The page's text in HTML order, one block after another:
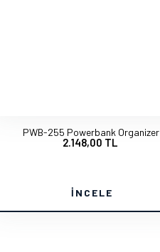
PWB-255 Powerbank Organizer
2.148,00 TL
İNCELE